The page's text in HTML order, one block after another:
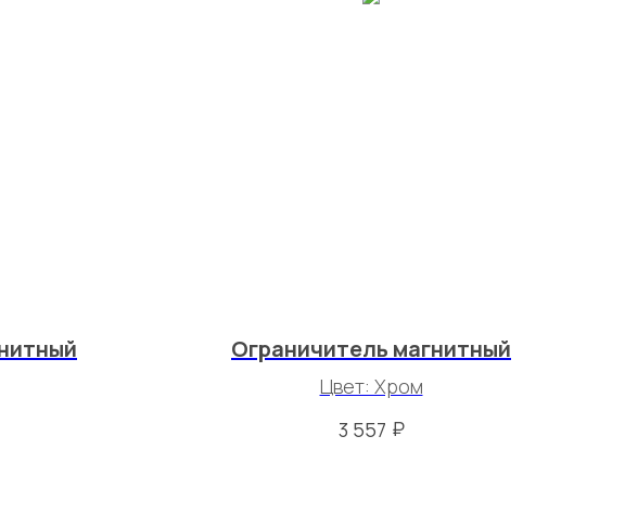
Ограничитель магнитный
Цвет: Хром
3 557 ₽